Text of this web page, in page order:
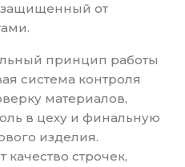
защищенный от
принцип работы
система контроля
материалов,
в цеху и финальную
изделия.
строчек,